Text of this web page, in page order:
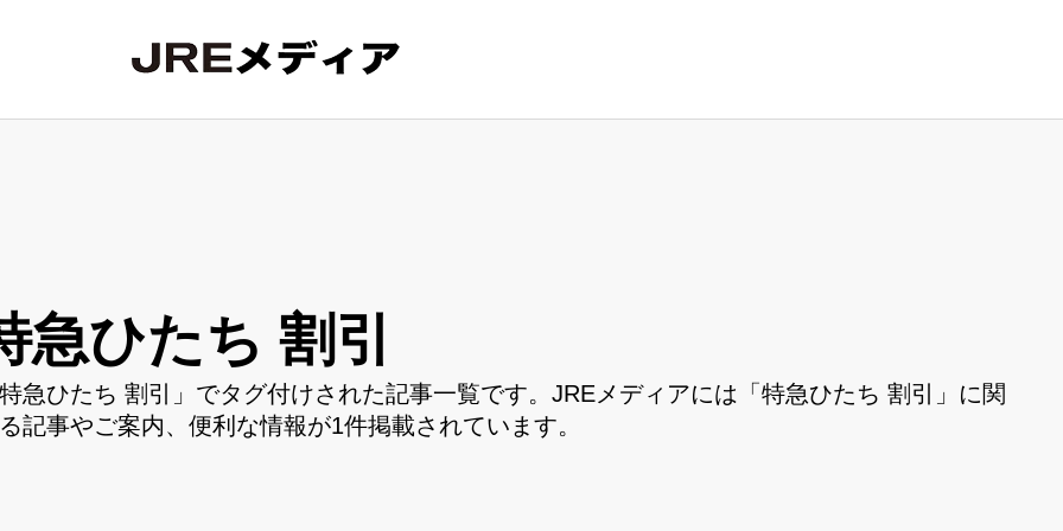
急ひたち 割引
急ひたち 割引」でタグ付けされた記事一覧です。JREメディアには「特急ひたち 割引」に関
記事やご案内、便利な情報が1件掲載されています。